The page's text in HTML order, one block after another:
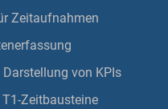
Zeitaufnahmen
von KPIs
Zeitbausteine